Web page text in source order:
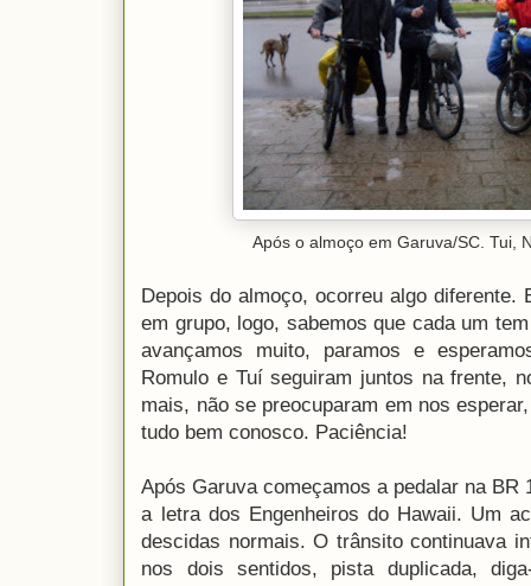
Após o almoço em Garuva/SC. Tui,
Depois do almoço, ocorreu algo diferente.
em grupo, logo, sabemos que cada um
avançamos muito, paramos e
Romulo e Tuí seguiram juntos na frente,
mais, não se preocuparam em nos
tudo bem conosco. Paciência!
Após Garuva começamos a pedalar na
a letra dos Engenheiros do Hawaii. Um
descidas normais. O trânsito continuava
nos dois sentidos, pista duplicada,